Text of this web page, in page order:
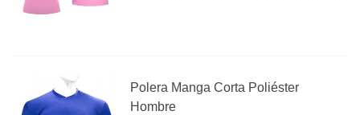
Polera Manga Corta Poliéster
Hombre